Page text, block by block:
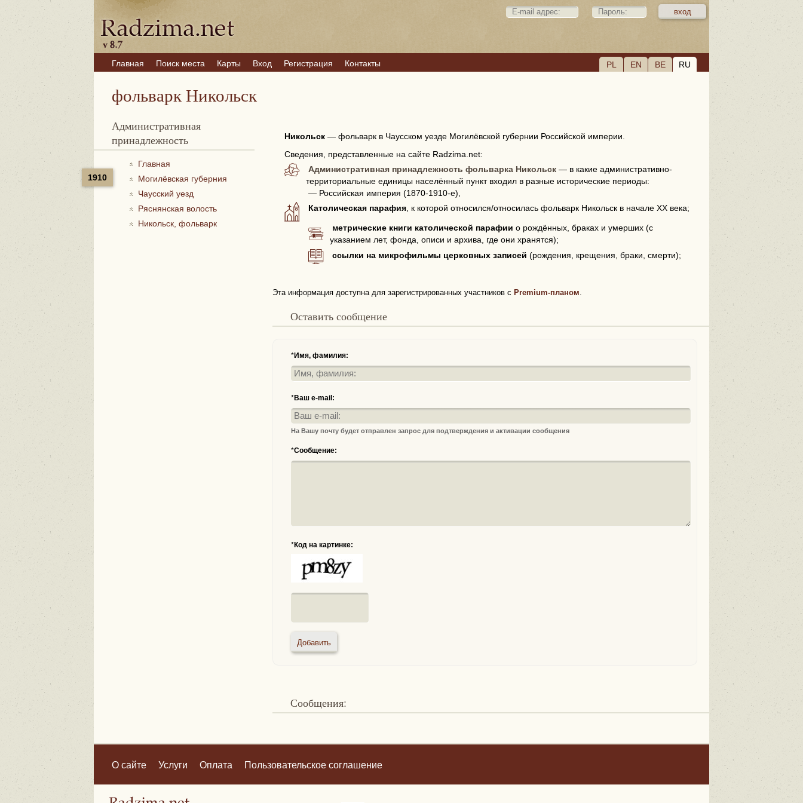
PL EN BE RU
Главная Поиск места Карты Вход Регистрация Контакты
фольварк Никольск
Административная
принадлежность
1910
Главная
Могилёвская губерния
Чаусский уезд
Ряснянская волость
Никольск, фольварк
Никольск— фольварк в Чаусском уезде Могилёвской губернии Российской империи.
Сведения, представленные на сайте Radzima.net:
Административная принадлежность фольварка Никольск — в какие административно-
территориальные единицы населённый пункт входил в разные исторические периоды:
— Российская империя (1870-1910-е),
Католическая парафия , к которой относился/относилась фольварк Никольск в начале XX века;
метрические книги католической парафии о рождённых, браках и умерших (с
указанием лет, фонда, описи и архива, где они хранятся);
ссылки на микрофильмы церковных записей (рождения, крещения, браки, смерти);
Эта информация доступна для зарегистрированных участников с Premium-планом
Оставить сообщение
*Имя, фамилия:
*Ваш e-mail:
На Вашу почту будет отправлен запрос для подтверждения и активации сообщения
*Сообщение:
*Код на картинке:
Сообщения:
О сайте Услуги Оплата Пользовательское соглашение